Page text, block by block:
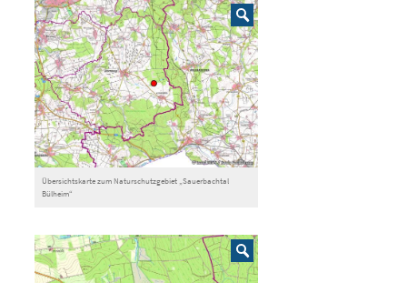
Übersichtskarte zum Naturschutzgebiet „Sauerbachtal
Bülheim“